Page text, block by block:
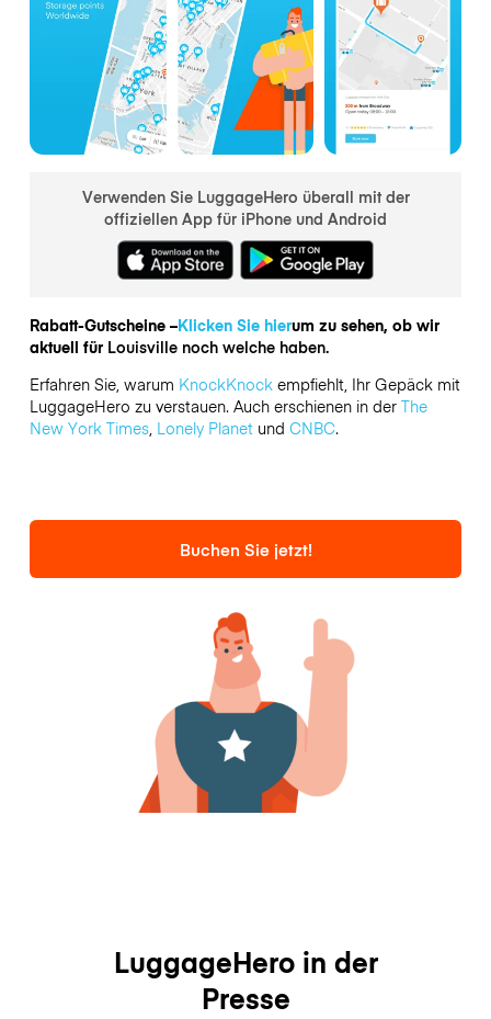
Verwenden Sie LuggageHero überall mit der
offiziellen App für iPhone und Android
Rabatt-Gutscheine –Klicken Sie hierum zu sehen, ob wir
aktuell für Louisville noch welche haben.
Erfahren Sie, warum KnockKnockempfiehlt, Ihr Gepäck mit
LuggageHero zu verstauen. Auch erschienen in der The
New York Times, Lonely Planetund CNBC.
Buchen Sie jetzt!
LuggageHero in der
Presse